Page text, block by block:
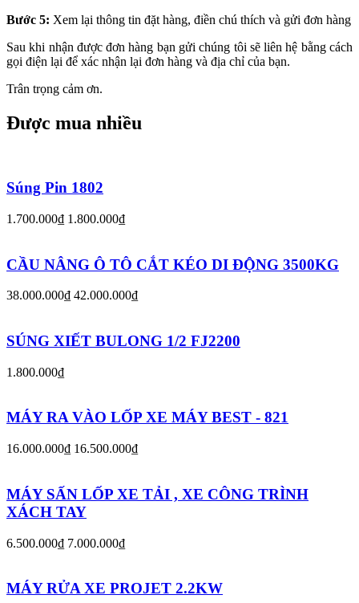
Bước 5: Xem lại thông tin đặt hàng, điền chú thích và gửi đơn hàng
Sau khi nhận được đơn hàng bạn gửi chúng tôi sẽ liên hệ bằng cách
gọi điện lại để xác nhận lại đơn hàng và địa chỉ của bạn.
Trân trọng cảm ơn.
Được mua nhiều
Súng Pin 1802
1.700.000₫ 1.800.000₫
CẦU NÂNG Ô TÔ CẮT KÉO DI ĐỘNG 3500KG
38.000.000₫ 42.000.000₫
SÚNG XIẾT BULONG 1/2 FJ2200
1.800.000₫
MÁY RA VÀO LỐP XE MÁY BEST - 821
16.000.000₫ 16.500.000₫
MÁY SẤN LỐP XE TẢI , XE CÔNG TRÌNH
XÁCH TAY
6.500.000₫ 7.000.000₫
MÁY RỬA XE PROJET 2.2KW